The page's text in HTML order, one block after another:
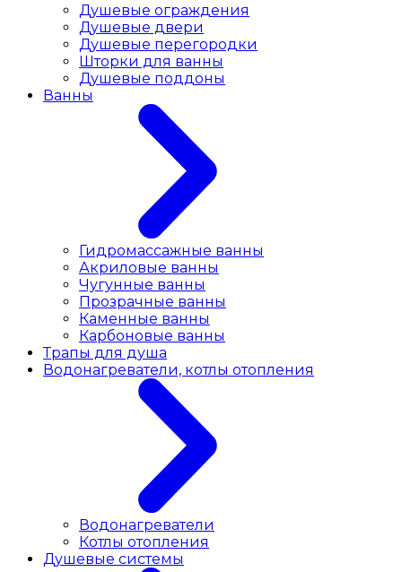
Душевые ограждения
Душевые двери
Душевые перегородки
Шторки для ванны
Душевые поддоны
Ванны
Гидромассажные ванны
Акриловые ванны
Чугунные ванны
Прозрачные ванны
Каменные ванны
Карбоновые ванны
Трапы для душа
Водонагреватели, котлы отопления
Водонагреватели
Котлы отопления
Душевые системы